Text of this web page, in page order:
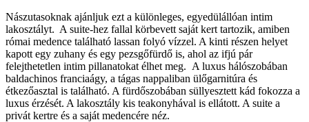
Nászutasoknak ajánljuk ezt a különleges, egyedülállóan intim
lakosztályt. A suite-hez fallal körbevett saját kert tartozik, amiben
római medence található lassan folyó vízzel. A kinti részen helyet
kapott egy zuhany és egy pezsgőfürdő is, ahol az ifjú pár
felejthetetlen intim pillanatokat élhet meg. A luxus hálószobában
baldachinos franciaágy, a tágas nappaliban ülőgarnitúra és
étkezőasztal is található. A fürdőszobában süllyesztett kád fokozza a
luxus érzését. A lakosztály kis teakonyhával is ellátott. A suite a
privát kertre és a saját medencére néz.